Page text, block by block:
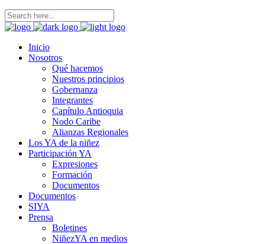
Inicio
Nosotros
Qué hacemos
Nuestros principios
Gobernanza
Integrantes
Capítulo Antioquia
Nodo Caribe
Alianzas Regionales
Los YA de la niñez
Participación YA
Expresiones
Formación
Documentos
Documentos
SIYA
Prensa
Boletines
NiñezYA en medios